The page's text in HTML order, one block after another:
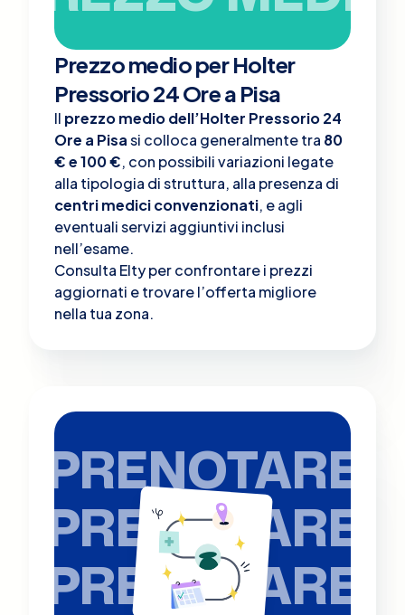
Prezzo medio per Holter
Pressorio 24 Ore a Pisa
Il prezzo medio dell’Holter Pressorio 24
Ore a Pisasi colloca generalmente tra 80
€ e 100 €, con possibili variazioni legate
alla tipologia di struttura, alla presenza di
centri medici convenzionati, e agli
eventuali servizi aggiuntivi inclusi
nell’esame.
Consulta Elty per confrontare i prezzi
aggiornati e trovare l’offerta migliore
nella tua zona.
PRENOTARE
PRENOTARE
PRENOTARE